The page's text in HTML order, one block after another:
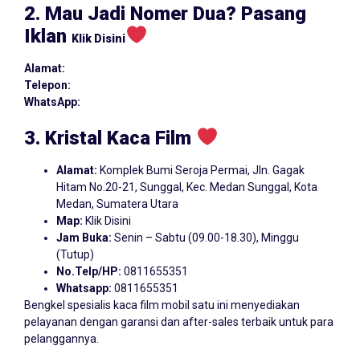
2. Mau Jadi Nomer Dua? Pasang
Iklan
Klik Disini
Alamat:
Telepon:
WhatsApp:
3. Kristal Kaca Film
Alamat: Komplek Bumi Seroja Permai, Jln. Gagak
Hitam No.20-21, Sunggal, Kec. Medan Sunggal, Kota
Medan, Sumatera Utara
Map: Klik Disini
Jam Buka: Senin – Sabtu (09.00-18.30), Minggu
(Tutup)
No.Telp/HP: 0811655351
Whatsapp: 0811655351
Bengkel spesialis kaca film mobil satu ini menyediakan
pelayanan dengan garansi dan after-sales terbaik untuk para
pelanggannya.